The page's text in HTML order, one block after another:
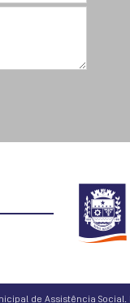
de Assistência Social.